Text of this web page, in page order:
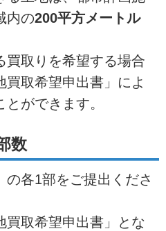
内の200平方メートル
買取りを希望する場合
買取希望申出書」によ
ができます。
数
の各1部をご提出くださ
買取希望申出書」とな